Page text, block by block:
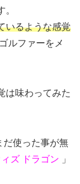
いるような感覚
ルファーをメ
は味わってみた
だ使った事が無
ズ ドラゴン 」